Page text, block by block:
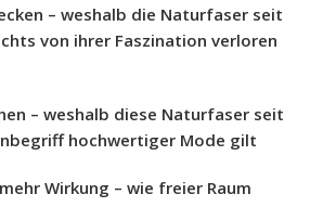
– weshalb die Naturfaser seit
von ihrer Faszination verloren
– weshalb diese Naturfaser seit
hochwertiger Mode gilt
Wirkung – wie freier Raum